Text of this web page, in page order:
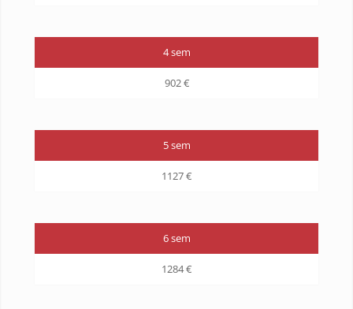
4 sem
902 €
5 sem
1127 €
6 sem
1284 €